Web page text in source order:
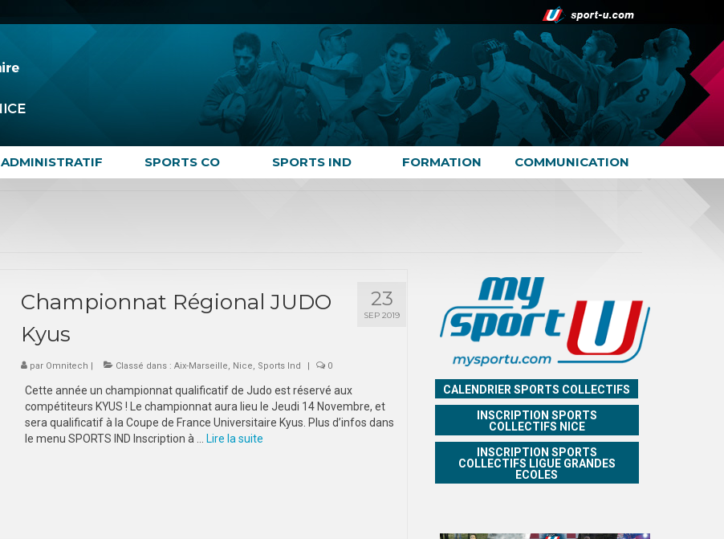
ADMINISTRATIF SPORTS CO SPORTS IND FORMATION COMMUNICATION
23
SEP 2019
Championnat Régional JUDO
Kyus
par Omnitech | Classé dans : Aix-Marseille, Nice, Sports Ind | 0
Cette année un championnat qualificatif de Judo est réservé aux
compétiteurs KYUS ! Le championnat aura lieu le Jeudi 14 Novembre, et
sera qualificatif à la Coupe de France Universitaire Kyus. Plus d’infos dans
le menu SPORTS IND Inscription à …
Lire la suite­­
CALENDRIER SPORTS COLLECTIFS
INSCRIPTION SPORTS
COLLECTIFS NICE
INSCRIPTION SPORTS
COLLECTIFS LIGUE GRANDES
ECOLES